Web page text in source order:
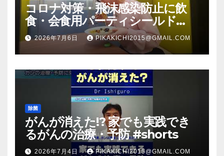
コロナ対策・飛沫感染防止に飲
食・会食用パーティシールド
（マスク会食代替品）ＦＢＣ福井
放送のＴＶ番組での紹介映像
2026年7月6日 PIKAKICHI2015@GMAIL.COM
除菌
がんが消えた!? 家でも実践でき
るがんの治療・予防 #shorts
2026年7月4日 PIKAKICHI2015@GMAIL.COM